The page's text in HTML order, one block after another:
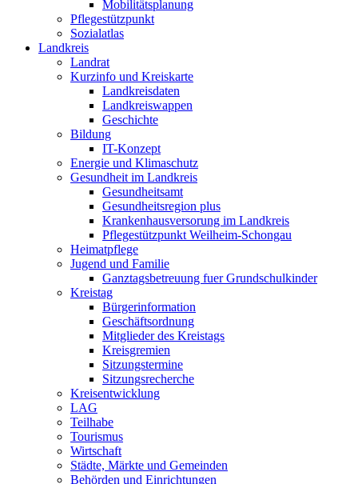
Mobilitätsplanung
Pflegestützpunkt
Sozialatlas
Landkreis
Landrat
Kurzinfo und Kreiskarte
Landkreisdaten
Landkreiswappen
Geschichte
Bildung
IT-Konzept
Energie und Klimaschutz
Gesundheit im Landkreis
Gesundheitsamt
Gesundheitsregion plus
Krankenhausversorung im Landkreis
Pflegestützpunkt Weilheim-Schongau
Heimatpflege
Jugend und Familie
Ganztagsbetreuung fuer Grundschulkinder
Kreistag
Bürgerinformation
Geschäftsordnung
Mitglieder des Kreistags
Kreisgremien
Sitzungstermine
Sitzungsrecherche
Kreisentwicklung
LAG
Teilhabe
Tourismus
Wirtschaft
Städte, Märkte und Gemeinden
Behörden und Einrichtungen